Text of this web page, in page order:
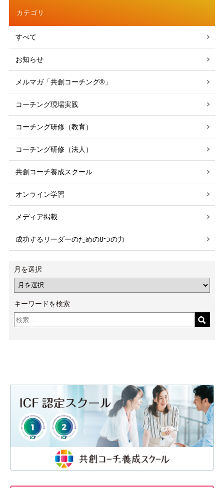
カテゴリ
すべて
お知らせ
メルマガ「共創コーチング®」
コーチング現場実践
コーチング研修（教育）
コーチング研修（法人）
共創コーチ養成スクール
オンライン学習
メディア掲載
成功するリーダーのための8つの力
月を選択
キーワードを検索